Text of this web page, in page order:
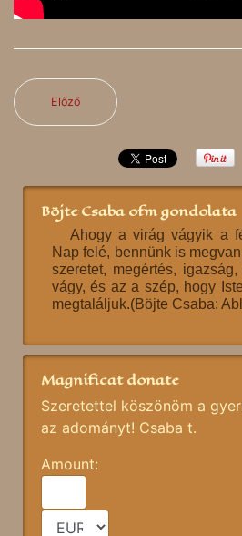
Előző
Böjte Csaba ofm gondolata
Ahogy a virág vágyik a
Nap felé, bennünk is
szeretet, megértés,
vágy, és az a szép, hogy
megtaláljuk.(Böjte Csaba:
Magnificat donate
Szeretettel köszönöm a
az adományt! Csaba t.
Amount: